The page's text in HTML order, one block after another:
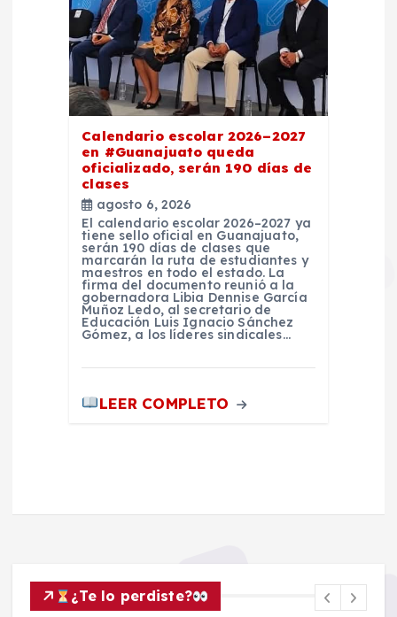
Calendario escolar 2026–2027
en #Guanajuato queda
oficializado, serán 190 días de
clases
agosto 6, 2026
El calendario escolar 2026–2027 ya
tiene sello oficial en Guanajuato,
serán 190 días de clases que
marcarán la ruta de estudiantes y
maestros en todo el estado. La
firma del documento reunió a la
gobernadora Libia Dennise García
Muñoz Ledo, al secretario de
Educación Luis Ignacio Sánchez
Gómez, a los líderes sindicales…
LEER COMPLETO
¿Te lo perdiste?